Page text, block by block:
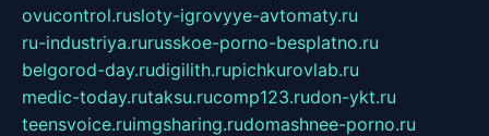
ovucontrol.rusloty-igrovyye-avtomaty.ru
ru-industriya.rurusskoe-porno-besplatno.ru
belgorod-day.rudigilith.rupichkurovlab.ru
medic-today.rutaksu.rucomp123.rudon-ykt.ru
teensvoice.ruimgsharing.rudomashnee-porno.ru